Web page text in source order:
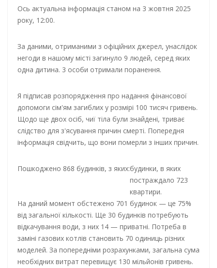
Ось актуальна інформація станом на 3 жовтня 2025
року, 12:00.
За даними, отриманими з офіційних джерел, унаслідок
негоди в нашому місті загинуло 9 людей, серед яких
одна дитина. 3 особи отримали поранення.
Я підписав розпорядження про надання фінансової
допомоги сім'ям загиблих у розмірі 100 тисяч гривень.
Щодо ще двох осіб, чиї тіла були знайдені, триває
слідство для з'ясування причин смерті. Попередня
інформація свідчить, що вони померли з інших причин.
Пошкоджено 868 будинків, з яких:будинки, в яких
постраждало 723
квартири.
На даний момент обстежено 701 будинок — це 75%
від загальної кількості. Ще 30 будинків потребують
відкачування води, з них 14 — приватні. Потреба в
заміні газових котлів становить 70 одиниць різних
моделей. За попередніми розрахунками, загальна сума
необхідних витрат перевищує 130 мільйонів гривень.